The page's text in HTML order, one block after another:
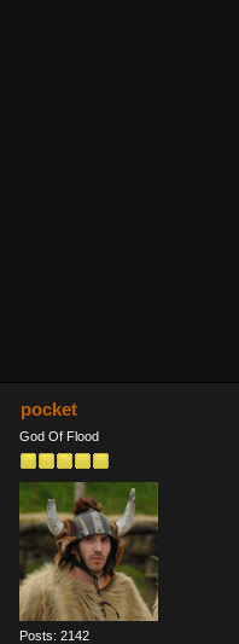
pocket
God Of Flood
Posts: 2142